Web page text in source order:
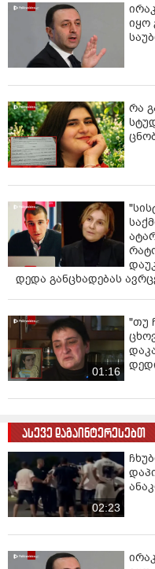
იყო
რა
დედა განცხადებას
01:16
"თუ
ასევე დაგაინტერესებთ
02:23